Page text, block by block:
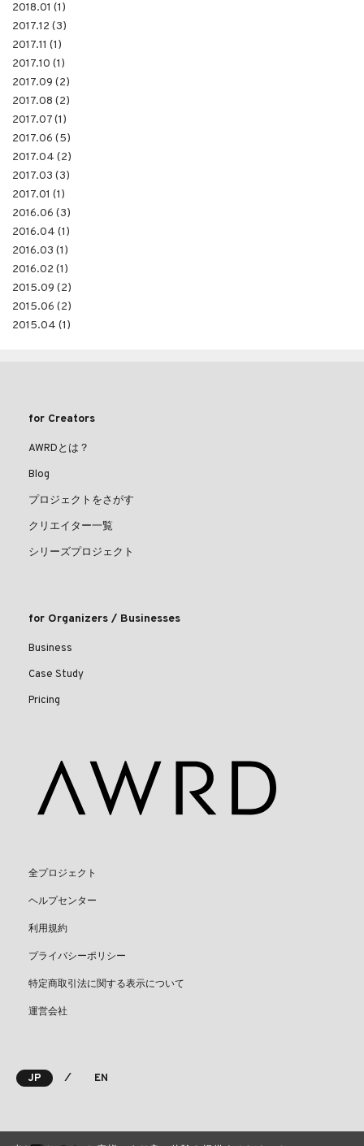
2018.01 (1)
2017.12 (3)
2017.11 (1)
2017.10 (1)
2017.09 (2)
2017.08 (2)
2017.07 (1)
2017.06 (5)
2017.04 (2)
2017.03 (3)
2017.01 (1)
2016.06 (3)
2016.04 (1)
2016.03 (1)
2016.02 (1)
2015.09 (2)
2015.06 (2)
2015.04 (1)
for Creators
AWRDとは？
Blog
プロジェクトをさがす
クリエイター一覧
シリーズプロジェクト
for Organizers / Businesses
Business
Case Study
Pricing
全プロジェクト
ヘルプセンター
利用規約
プライバシーポリシー
特定商取引法に関する表示について
運営会社
JP ⁄ EN